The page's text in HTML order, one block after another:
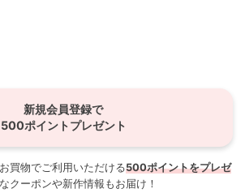
新規会員登録で
500ポイントプレゼント
買物でご利用いただける500ポイントをプレゼ
クーポンや新作情報もお届け！